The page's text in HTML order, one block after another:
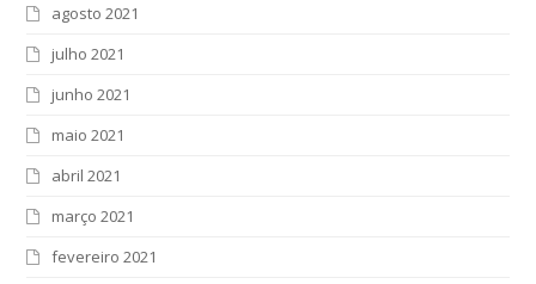
agosto 2021
julho 2021
junho 2021
maio 2021
abril 2021
março 2021
fevereiro 2021